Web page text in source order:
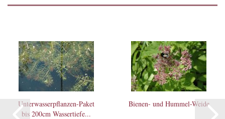
Unterwasserpflanzen-Paket
bis 200cm Wassertiefe...
Bienen- und Hummel-Weide